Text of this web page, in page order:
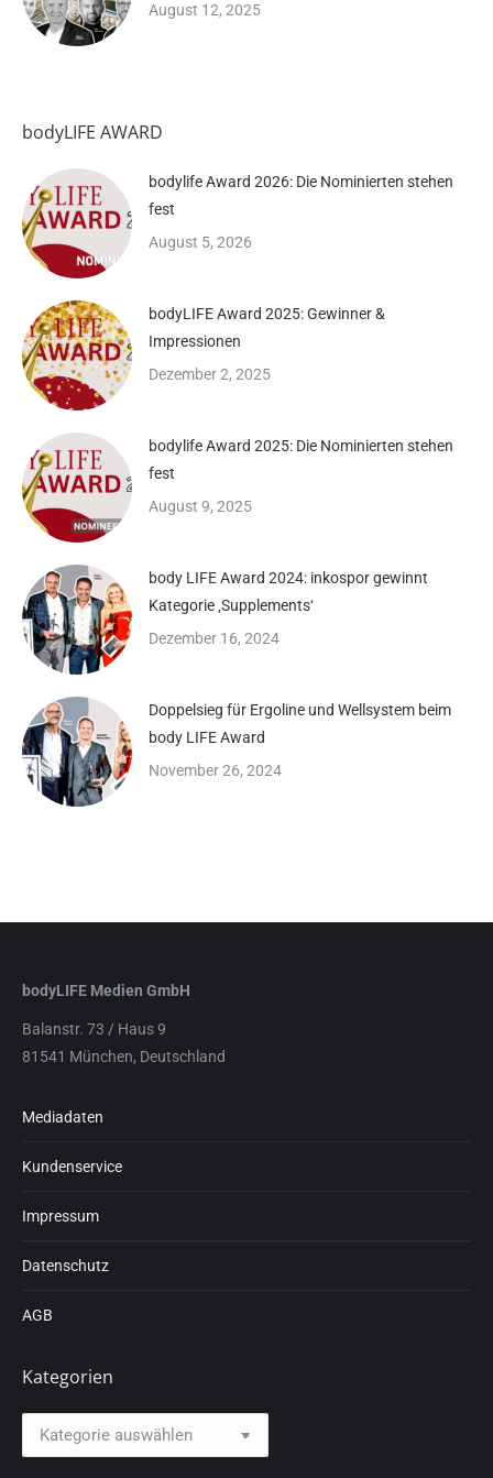
August 12, 2025
bodyLIFE AWARD
bodylife Award 2026: Die Nominierten stehen
fest
August 5, 2026
bodyLIFE Award 2025: Gewinner &
Impressionen
Dezember 2, 2025
bodylife Award 2025: Die Nominierten stehen
fest
August 9, 2025
body LIFE Award 2024: inkospor gewinnt
Kategorie ‚Supplements‘
Dezember 16, 2024
Doppelsieg für Ergoline und Wellsystem beim
body LIFE Award
November 26, 2024
bodyLIFE Medien GmbH
Balanstr. 73 / Haus 9
81541 München, Deutschland
Mediadaten
Kundenservice
Impressum
Datenschutz
AGB
Kategorien
Kategorien